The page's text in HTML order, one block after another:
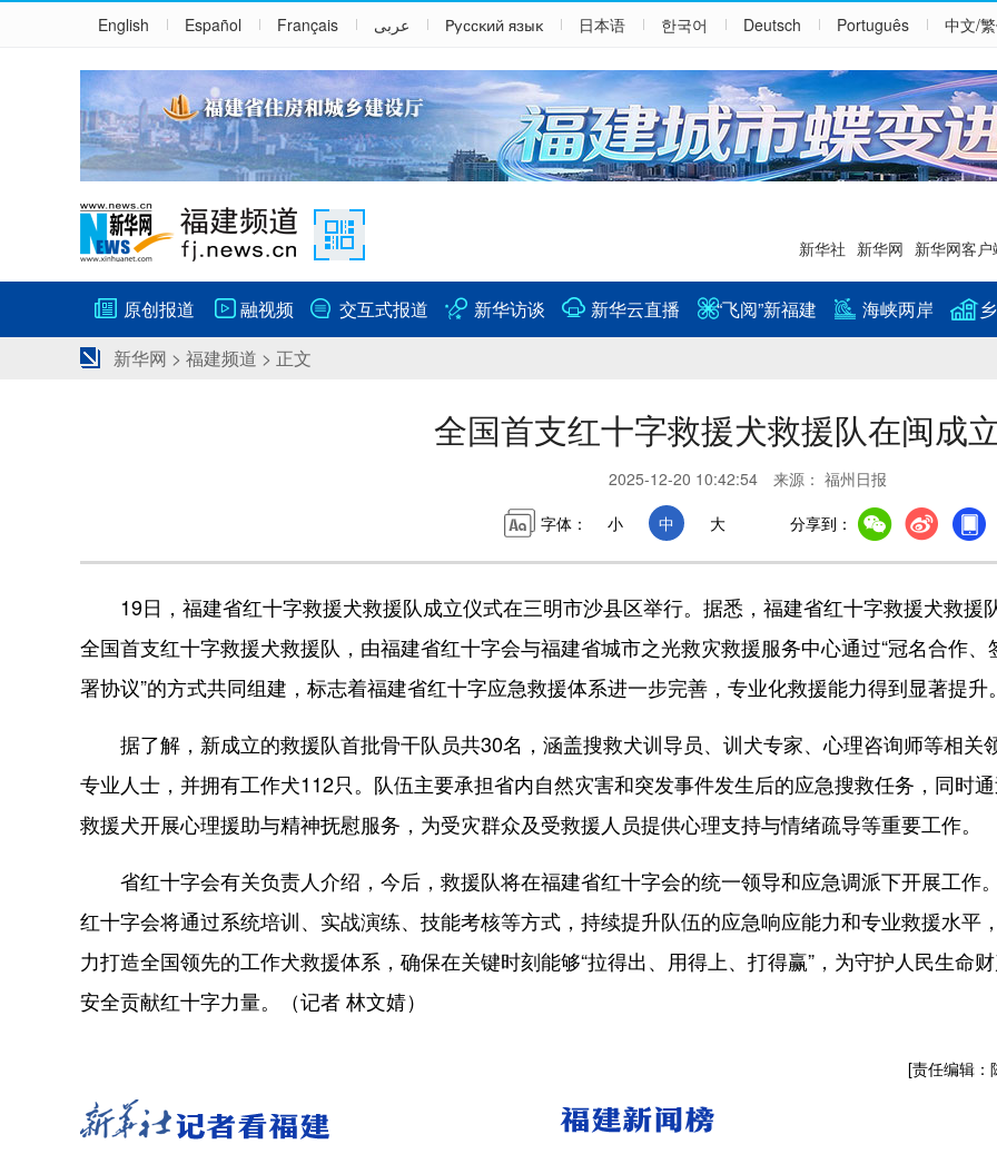
English Español Français عربى Русский язык 日本语 한국어 Deutsch Português 中文/
新华社 新华网 新华网客户
原创报道 融视频 交互式报道 新华访谈 新华云直播 “飞阅”新福建 海峡两岸
新华网 > 福建频道 > 正文
全国首支红十字救援犬救援队在闽成
2025-12-20 10:42:54 来源： 福州日报
字体：
小 中 大 分享到：
19日，福建省红十字救援犬救援队成立仪式在三明市沙县区举行。据悉，福建省红十字救援犬救援
全国首支红十字救援犬救援队，由福建省红十字会与福建省城市之光救灾救援服务中心通过“冠名合作、
署协议”的方式共同组建，标志着福建省红十字应急救援体系进一步完善，专业化救援能力得到显著提升
据了解，新成立的救援队首批骨干队员共30名，涵盖搜救犬训导员、训犬专家、心理咨询师等相关
专业人士，并拥有工作犬112只。队伍主要承担省内自然灾害和突发事件发生后的应急搜救任务，同时
救援犬开展心理援助与精神抚慰服务，为受灾群众及受救援人员提供心理支持与情绪疏导等重要工作。
省红十字会有关负责人介绍，今后，救援队将在福建省红十字会的统一领导和应急调派下开展工作
红十字会将通过系统培训、实战演练、技能考核等方式，持续提升队伍的应急响应能力和专业救援水平
力打造全国领先的工作犬救援体系，确保在关键时刻能够“拉得出、用得上、打得赢”，为守护人民生命
安全贡献红十字力量。（记者 林文婧）
[责任编辑：